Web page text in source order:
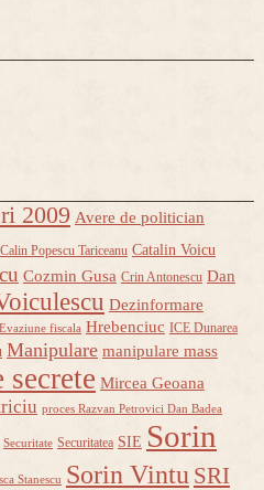
2009 Avere de politician
Calin Popescu Tariceanu Catalin Voicu
Cozmin Gusa Crin Antonescu Dan
Dezinformare
Evaziune fiscala Hrebenciuc ICE Dunarea
Manipulare manipulare mass
Mircea Geoana
proces Razvan Petrovici Dan Badea
Securitate Securitatea SIE Sorin
Stanescu Sorin Vintu SRI